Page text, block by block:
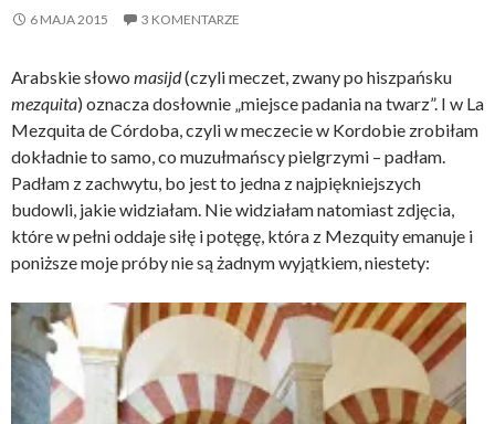
6 MAJA 2015 3 KOMENTARZE
Arabskie słowo masijd(czyli meczet, zwany po hiszpańsku
mezquita) oznacza dosłownie „miejsce padania na twarz”. I w La
Mezquita de Córdoba, czyli w meczecie w Kordobie zrobiłam
dokładnie to samo, co muzułmańscy pielgrzymi – padłam.
Padłam z zachwytu, bo jest to jedna z najpiękniejszych
budowli, jakie widziałam. Nie widziałam natomiast zdjęcia,
które w pełni oddaje siłę i potęgę, która z Mezquity emanuje i
poniższe moje próby nie są żadnym wyjątkiem, niestety: